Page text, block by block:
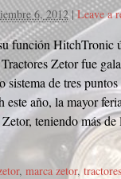
6, 2012|Leave a
función HitchTronic
Zetor fue
sistema de tres puntos
este año, la mayor
teniendo más de
, marca zetor,